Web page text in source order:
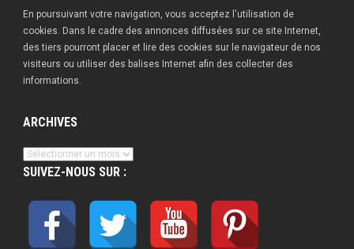
En poursuivant votre navigation, vous acceptez l'utilisation de
cookies. Dans le cadre des annonces diffusées sur ce site Internet,
des tiers pourront placer et lire des cookies sur le navigateur de nos
visiteurs ou utiliser des balises Internet afin des collecter des
informations.
ARCHIVES
Archives
SUIVEZ-NOUS SUR :